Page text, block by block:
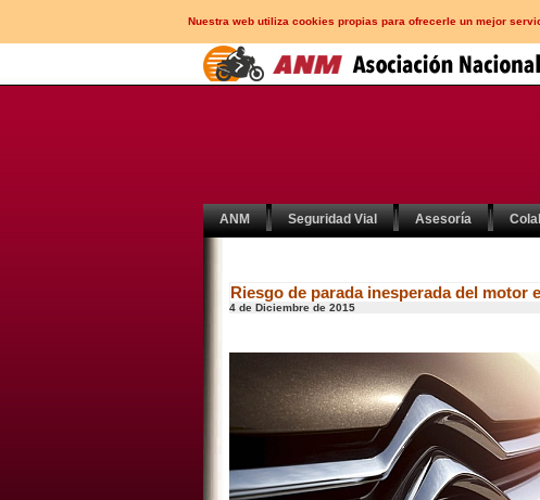
Nuestra web utiliza cookies propias para ofrecerle un mejor
ANM Seguridad Vial Asesoría
Riesgo de parada inesperada del motor
4 de Diciembre de 2015